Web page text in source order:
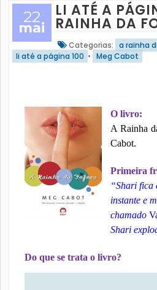
22
mai
LI ATÉ A
RAINHA DA
Categorias: a rainha
li até a página 100 • Meg Cabot
O livro:
A Rainha
Cabot.
Primeira
“Shari fica
instante e
chamado
Shari
Do que se trata o livro?